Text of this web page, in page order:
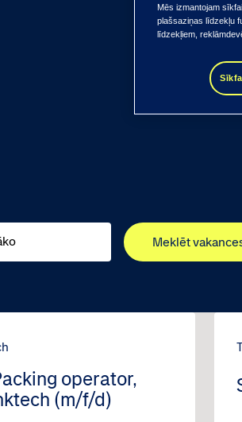
Meklēt
operator,
(m/f/d)
Mēs izmantojam
plašsaziņas līdzekļu
līdzekļiem,